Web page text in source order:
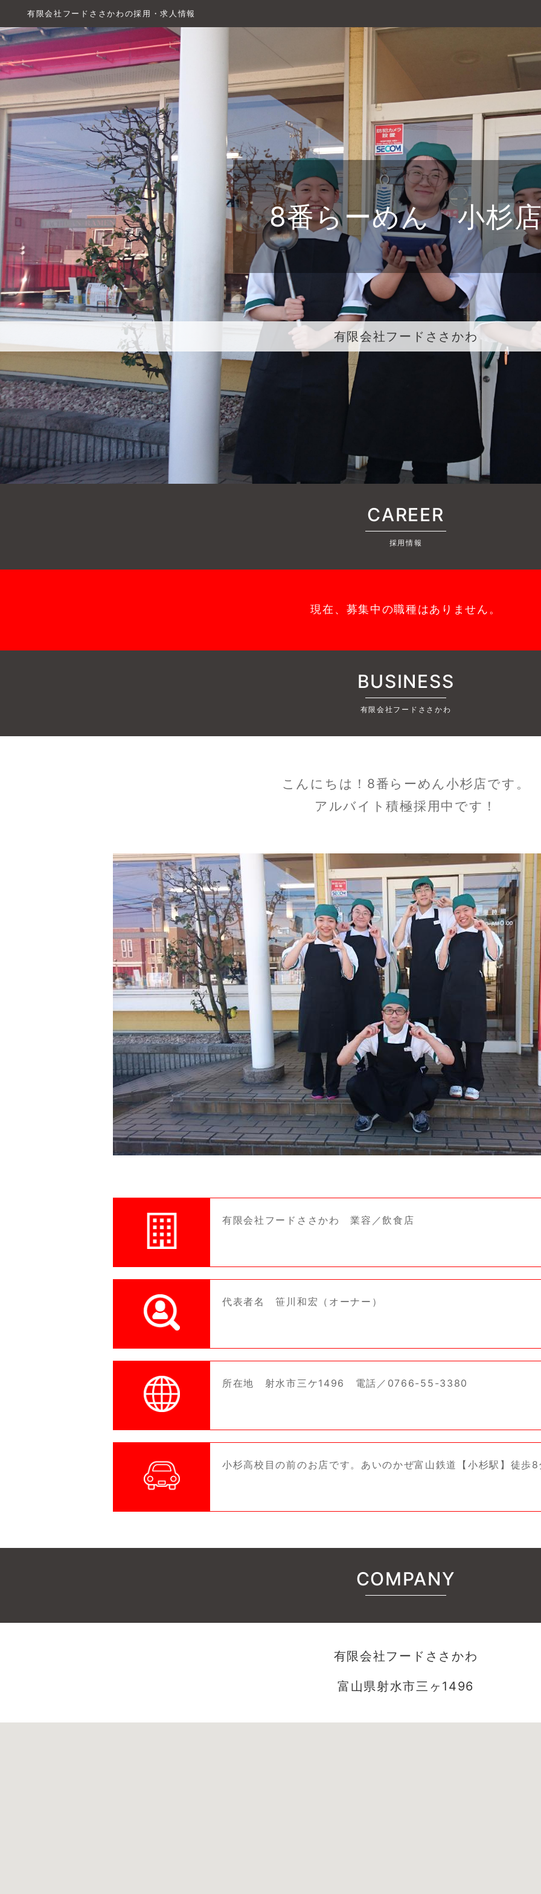
有限会社フードささかわの採用・求人情報
8番らーめん 小杉
有限会社フードささかわ
CAREER
採用情報
現在、募集中の職種はありません。
BUSINESS
有限会社フードささかわ
こんにちは！8番らーめん小杉店です。
アルバイト積極採用中です！
有限会社フードささかわ 業容／飲食店
代表者名 笹川和宏（オーナー）
所在地 射水市三ケ1496 電話／0766-55-3380
小杉高校目の前のお店です。あいのかぜ富山鉄道【小杉駅】徒歩
COMPANY
有限会社フードささかわ
富山県射水市三ヶ1496